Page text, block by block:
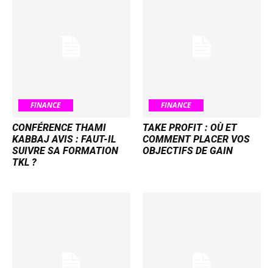
FINANCE
CONFÉRENCE THAMI
KABBAJ AVIS : FAUT-IL
SUIVRE SA FORMATION
TKL ?
FINANCE
TAKE PROFIT : OÙ ET
COMMENT PLACER VOS
OBJECTIFS DE GAIN